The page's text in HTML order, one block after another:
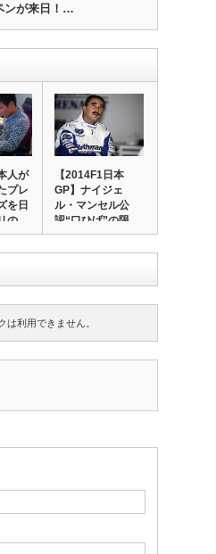
ンが来日！…
人が
プレ
を日
の
【2014F1日本
GP】ナイジェ
ル・マンセル公
認“口ひげ”の限
定…
は利用できません。